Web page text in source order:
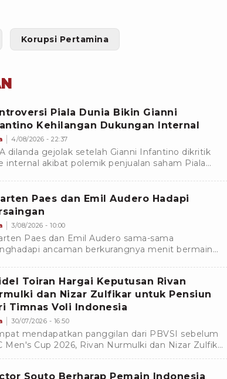
Korupsi Pertamina
Piala Dunia Bikin Gianni
Kehilangan Dukungan Internal
4/08/2026 - 22:37
dilanda gejolak setelah Gianni Infantino dikritik
internal akibat polemik penjualan saham Piala
Paes dan Emil Audero Hadapi
3/08/2026 - 10:00
Paes dan Emil Audero sama-sama
ancaman berkurangnya menit bermain
Toiran Hargai Keputusan Rivan
dan Nizar Zulfikar untuk Pensiun
Timnas Voli Indonesia
30/07/2026 - 16:50
mendapatkan panggilan dari PBVSI sebelum
Men's Cup 2026, Rivan Nurmulki dan Nizar Zulfikar
untuk mundur dari Timnas Voli Indonesia.
Souto Berharap Pemain Indonesia